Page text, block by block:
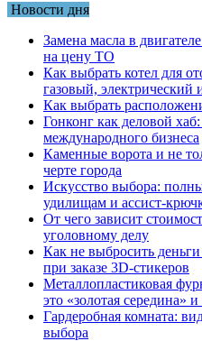
Новости дня
Замена масла в
на цену ТО
Как выбрать котел для
газовый, электрический
Как выбрать
Гонконг как деловой
международного бизнеса
Каменные ворота и не
черте города
Искусство выбора:
удилищам и ассист-
От чего зависит
уголовному делу
Как не выбросить
при заказе 3D-стикеров
Металлопластиковая
это «золотая середина»
Гардеробная комната:
выбора